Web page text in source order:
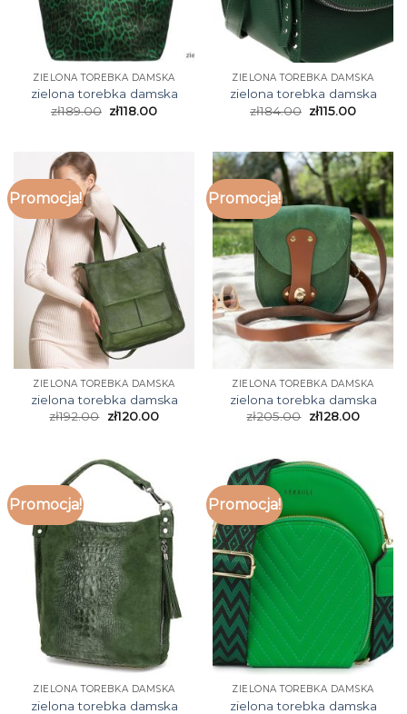
ZIELONA TOREBKA DAMSKA
zielona torebka damska
zł189.00 zł118.00
ZIELONA TOREBKA DAMSKA
zielona torebka damska
zł184.00 zł115.00
Promocja!
ZIELONA TOREBKA DAMSKA
zielona torebka damska
zł192.00 zł120.00
Promocja!
ZIELONA TOREBKA DAMSKA
zielona torebka damska
zł205.00 zł128.00
Promocja!
ZIELONA TOREBKA DAMSKA
zielona torebka damska
Promocja!
ZIELONA TOREBKA DAMSKA
zielona torebka damska